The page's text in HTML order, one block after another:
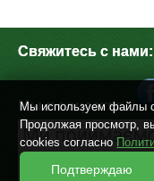
Свяжитесь с нами:
Мы в соцсетях
Мы используем файлы
Продолжая просмотр,
cookies согласно
Подтверждаю